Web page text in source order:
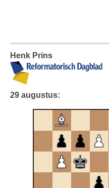
Henk Prins
29 augustus: